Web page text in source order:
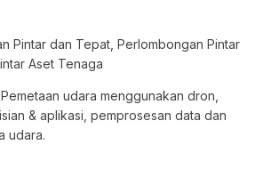
Pintar dan Tepat, Perlombongan Pintar
Aset Tenaga
udara menggunakan dron,
& aplikasi, pemprosesan data dan
udara.